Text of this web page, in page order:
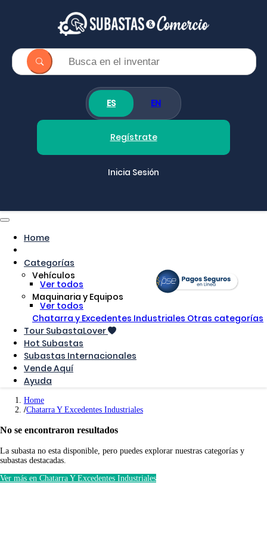
ES EN
Regístrate
Inicia Sesión
Home
Categorías
Vehículos
Ver todos
Maquinaria y Equipos
Ver todos
Chatarra y Excedentes Industriales Otras categorías
Tour SubastaLover
Hot Subastas
Subastas Internacionales
Vende Aquí
Ayuda
Home
Chatarra Y Excedentes Industriales
No se encontraron resultados
La subasta no esta disponible, pero puedes explorar nuestras categorías y
subastas destacadas.
Ver más en Chatarra Y Excedentes Industriales